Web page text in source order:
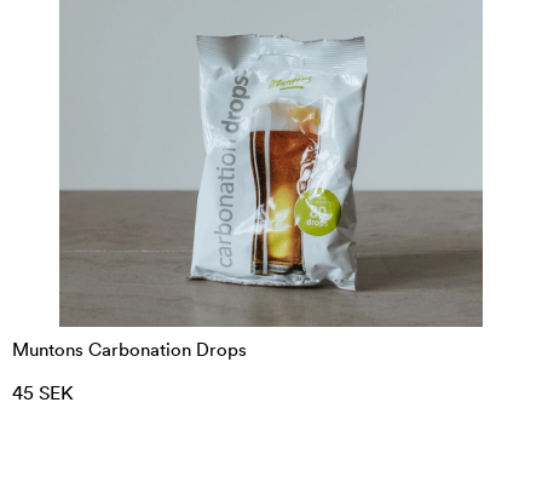
Muntons Carbonation Drops
45 SEK